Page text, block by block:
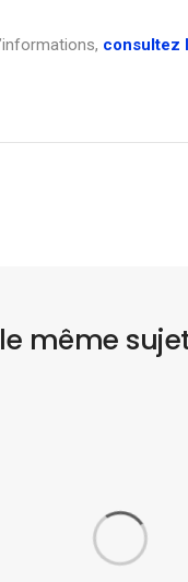
consultez
même